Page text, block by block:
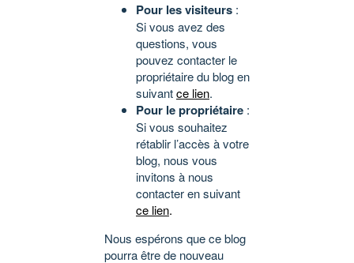
Pour les visiteurs :
Si vous avez des
questions, vous
pouvez contacter le
propriétaire du blog en
suivantce lien.
Pour le propriétaire :
Si vous souhaitez
rétablir l’accès à votre
blog, nous vous
invitons à nous
contacter en suivant
ce lien.
Nous espérons que ce blog
pourra être de nouveau